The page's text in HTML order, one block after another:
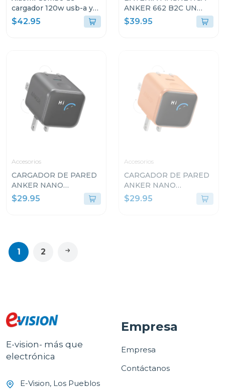
cargador 120w usb-a y
cable de carga usb-c
mdy13
$42.95
ANKER 662 B2C UN
VIOLETA A16140V1
$39.95
Accesorios
CARGADOR DE PARED
ANKER NANO
CHARGER 45W CON
SMART DISPLAY USB-C
$29.95
Accesorios
CARGADOR DE PARED
ANKER NANO
CHARGER 45W CON
SMART DISPLAY USB-C
$29.95
1 2
E-vision- más que
electrónica
E-Vision, Los Pueblos
Empresa
Empresa
Contáctanos